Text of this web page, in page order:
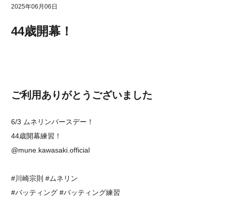
2025年06月06日
44歳開幕！
ご利用ありがとうございました
6/3 ムネリンバースデー！
44歳開幕練習！
@mune.kawasaki.official
#川崎宗則 #ムネリン
#バッティング #バッティング練習